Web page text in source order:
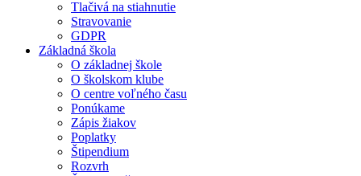
Tlačivá na stiahnutie
Stravovanie
GDPR
Základná škola
O základnej škole
O školskom klube
O centre voľného času
Ponúkame
Zápis žiakov
Poplatky
Štipendium
Rozvrh